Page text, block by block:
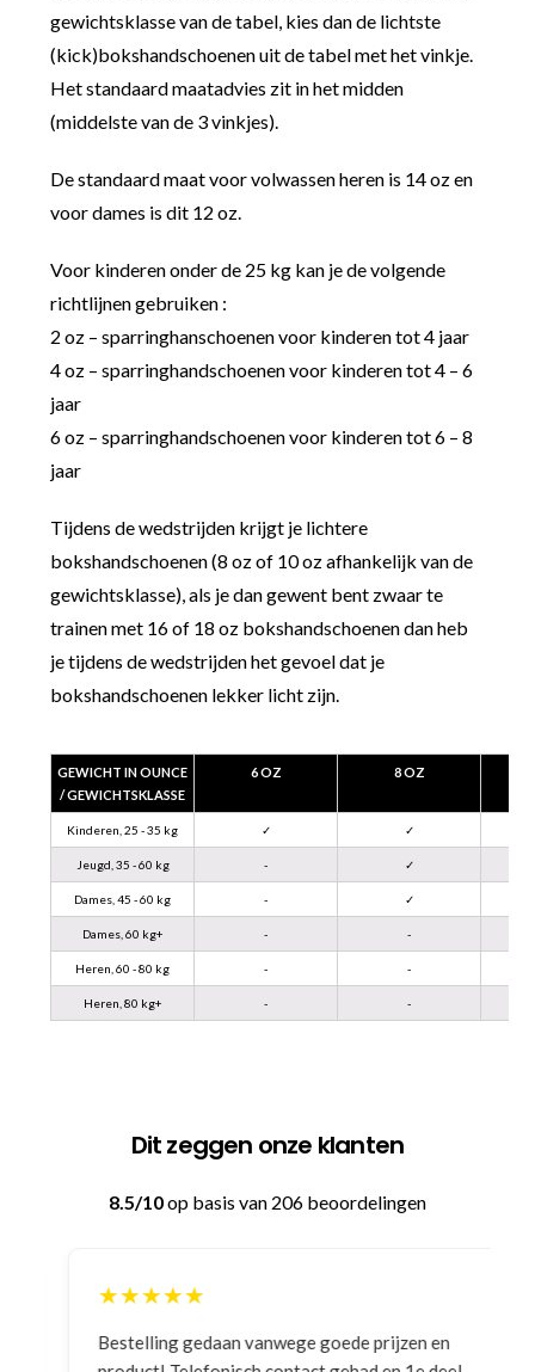
gewichtsklasse van de tabel, kies dan de lichtste
(kick)bokshandschoenen uit de tabel met het vinkje.
Het standaard maatadvies zit in het midden
(middelste van de 3 vinkjes).
De standaard maat voor volwassen heren is 14 oz en
voor dames is dit 12 oz.
Voor kinderen onder de 25 kg kan je de volgende
richtlijnen gebruiken :
2 oz – sparringhanschoenen voor kinderen tot 4 jaar
4 oz – sparringhandschoenen voor kinderen tot 4 – 6
jaar
6 oz – sparringhandschoenen voor kinderen tot 6 – 8
jaar
Tijdens de wedstrijden krijgt je lichtere
bokshandschoenen (8 oz of 10 oz afhankelijk van de
gewichtsklasse), als je dan gewent bent zwaar te
trainen met 16 of 18 oz bokshandschoenen dan heb
je tijdens de wedstrijden het gevoel dat je
bokshandschoenen lekker licht zijn.
GEWICHT IN OUNCE
/ GEWICHTSKLASSE
6 OZ 8 OZ
Kinderen, 25 - 35 kg ✓ ✓
Jeugd, 35 - 60 kg - ✓
Dames, 45 - 60 kg - ✓
Dames, 60 kg+ - -
Heren, 60 - 80 kg - -
Heren, 80 kg+ - -
Dit zeggen onze klanten
8.5/10op basis van 206 beoordelingen
★★★★★
Bestelling gedaan vanwege goede prijzen en